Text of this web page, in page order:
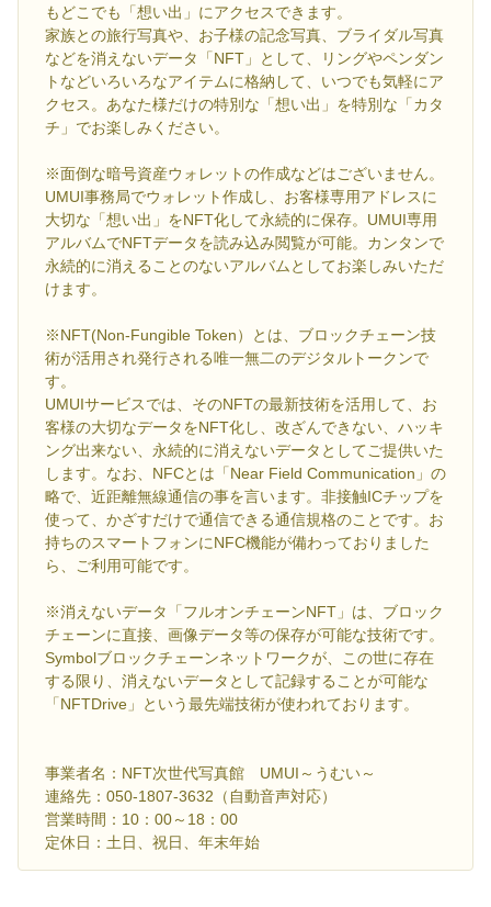
もどこでも「想い出」にアクセスできます。
家族との旅行写真や、お子様の記念写真、ブライダル写真
などを消えないデータ「NFT」として、リングやペンダン
トなどいろいろなアイテムに格納して、いつでも気軽にア
クセス。あなた様だけの特別な「想い出」を特別な「カタ
チ」でお楽しみください。
※面倒な暗号資産ウォレットの作成などはございません。
UMUI事務局でウォレット作成し、お客様専用アドレスに
大切な「想い出」をNFT化して永続的に保存。UMUI専用
アルバムでNFTデータを読み込み閲覧が可能。カンタンで
永続的に消えることのないアルバムとしてお楽しみいただ
けます。
※NFT(Non-Fungible Token）とは、ブロックチェーン技
術が活用され発行される唯一無二のデジタルトークンで
す。
UMUIサービスでは、そのNFTの最新技術を活用して、お
客様の大切なデータをNFT化し、改ざんできない、ハッキ
ング出来ない、永続的に消えないデータとしてご提供いた
します。なお、NFCとは「Near Field Communication」の
略で、近距離無線通信の事を言います。非接触ICチップを
使って、かざすだけで通信できる通信規格のことです。お
持ちのスマートフォンにNFC機能が備わっておりました
ら、ご利用可能です。
※消えないデータ「フルオンチェーンNFT」は、ブロック
チェーンに直接、画像データ等の保存が可能な技術です。
Symbolブロックチェーンネットワークが、この世に存在
する限り、消えないデータとして記録することが可能な
「NFTDrive」という最先端技術が使われております。
事業者名：NFT次世代写真館 UMUI～うむい～
連絡先：050-1807-3632（自動音声対応）
営業時間：10：00～18：00
定休日：土日、祝日、年末年始